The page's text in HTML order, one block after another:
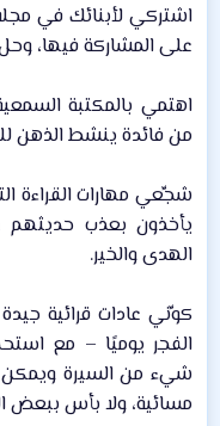
اشتركي لأبنائك في
على المشاركة فيها،
اهتمي بالمكتبة
من فائدة ينشط الذهن
شجِّعي مهارات القراءة
يأخذون بعذب حديثهم
الهدى والخير.​
كوِّني عادات قرائية
الفجر يوميًا – مع
شيء من السيرة
مسائية، ولا بأس ببعض